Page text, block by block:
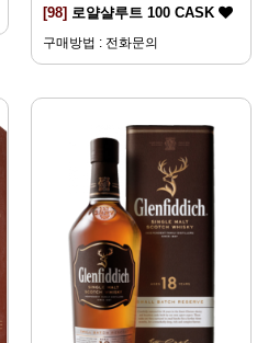
[98] 로얄샬루트 100 CASK
구매방법 : 전화문의